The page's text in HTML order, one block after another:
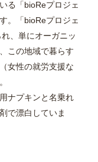
る「bioReプロジェ
。「bioReプロジェ
、単にオーガニッ
この地域で暮らす
女性の就労支援な
ナプキンと名乗れ
で漂白していま